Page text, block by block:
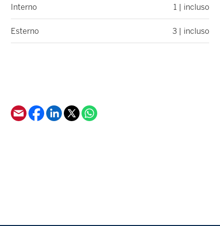
Interno 1 | incluso
Esterno 3 | incluso